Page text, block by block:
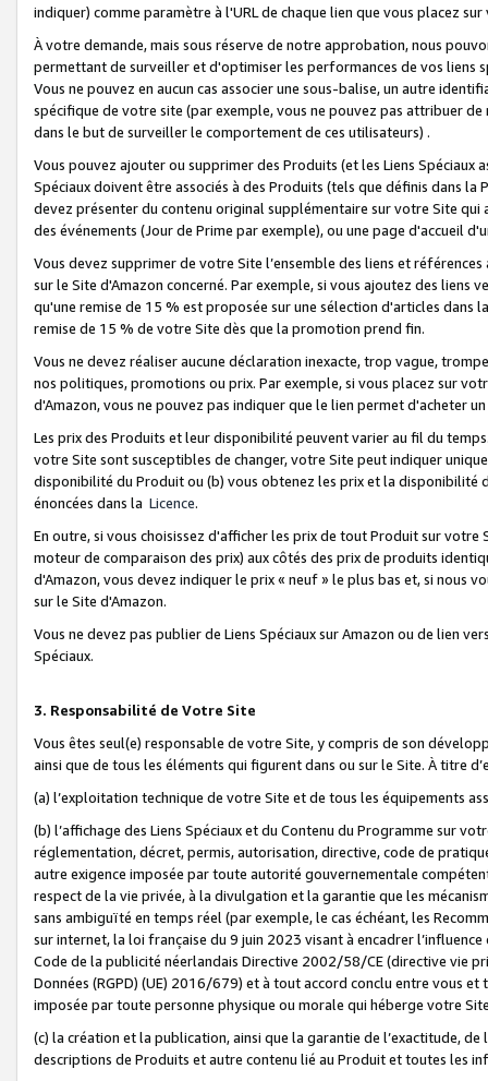
indiquer) comme paramètre à l'URL de chaque lien que vous placez
À votre demande, mais sous réserve de notre approbation, nous
permettant de surveiller et d'optimiser les performances de vos liens
Vous ne pouvez en aucun cas associer une sous-balise, un autre
spécifique de votre site (par exemple, vous ne pouvez pas attribuer
dans le but de surveiller le comportement de ces utilisateurs) .
Vous pouvez ajouter ou supprimer des Produits (et les Liens
Spéciaux doivent être associés à des Produits (tels que définis dans
devez présenter du contenu original supplémentaire sur votre Site qui
des événements (Jour de Prime par exemple), ou une page d'accueil
Vous devez supprimer de votre Site l’ensemble des liens et
sur le Site d'Amazon concerné. Par exemple, si vous ajoutez des
qu'une remise de 15 % est proposée sur une sélection d'articles
remise de 15 % de votre Site dès que la promotion prend fin.
Vous ne devez réaliser aucune déclaration inexacte, trop vague,
nos politiques, promotions ou prix. Par exemple, si vous placez sur
d'Amazon, vous ne pouvez pas indiquer que le lien permet d'acheter
Les prix des Produits et leur disponibilité peuvent varier au fil du
votre Site sont susceptibles de changer, votre Site peut indiquer
disponibilité du Produit ou (b) vous obtenez les prix et la disponibilité
énoncées dans la Licence.
En outre, si vous choisissez d'afficher les prix de tout Produit sur
moteur de comparaison des prix) aux côtés des prix de produits
d'Amazon, vous devez indiquer le prix « neuf » le plus bas et, si nous
sur le Site d'Amazon.
Vous ne devez pas publier de Liens Spéciaux sur Amazon ou de lien
Spéciaux.
3. Responsabilité de Votre Site
Vous êtes seul(e) responsable de votre Site, y compris de son
ainsi que de tous les éléments qui figurent dans ou sur le Site. À titre
(a) l’exploitation technique de votre Site et de tous les équipements
(b) l’affichage des Liens Spéciaux et du Contenu du Programme sur
réglementation, décret, permis, autorisation, directive, code de
autre exigence imposée par toute autorité gouvernementale
respect de la vie privée, à la divulgation et la garantie que les
sans ambiguïté en temps réel (par exemple, le cas échéant, les
sur internet, la loi française du 9 juin 2023 visant à encadrer
Code de la publicité néerlandais Directive 2002/58/CE (directive vie
Données (RGPD) (UE) 2016/679) et à tout accord conclu entre vous
imposée par toute personne physique ou morale qui héberge votre
(c) la création et la publication, ainsi que la garantie de l’exactitude,
descriptions de Produits et autre contenu lié au Produit et toutes les